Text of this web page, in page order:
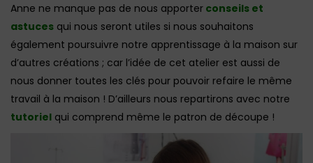
Anne ne manque pas de nous apporter conseils et
astuces qui nous seront utiles si nous souhaitons
également poursuivre notre apprentissage à la maison sur
d’autres créations ; car l’idée de cet atelier est aussi de
nous donner toutes les clés pour pouvoir refaire le même
travail à la maison ! D’ailleurs nous repartirons avec notre
tutoriel qui comprend même le patron de découpe !